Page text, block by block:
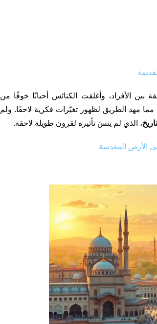
بين الأفراد، وأغلقت الكنائس أحيانًا خوفًا من
مما مهد الطريق لظهور تغيّرات فكرية لاحقًا. ولم
، الذي لم ينسَ تأثيره لقرون طويلة لاحقة.
الأرض المقدسة